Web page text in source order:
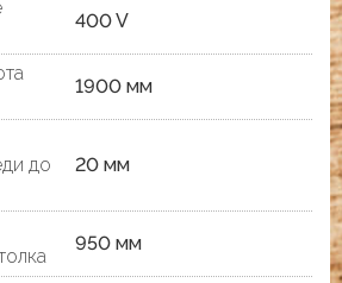
400 V
1900 мм
до
20 мм
950 мм